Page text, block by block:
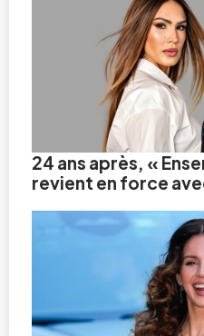
24 ans après, «
revient en force